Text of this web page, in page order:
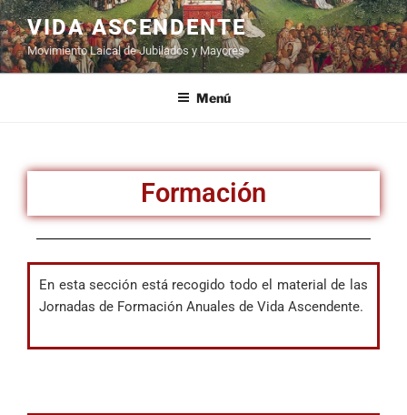
VIDA ASCENDENTE
Movimiento Laical de Jubilados y Mayores
Menú
Formación
En esta sección está recogido todo el material de las
Jornadas de Formación Anuales de Vida Ascendente.